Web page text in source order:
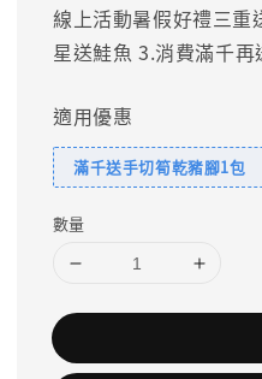
線上活動暑假好禮三
星送鮭魚 3.消費滿千
適用優惠
滿千送手切筍乾豬腳1包
數量